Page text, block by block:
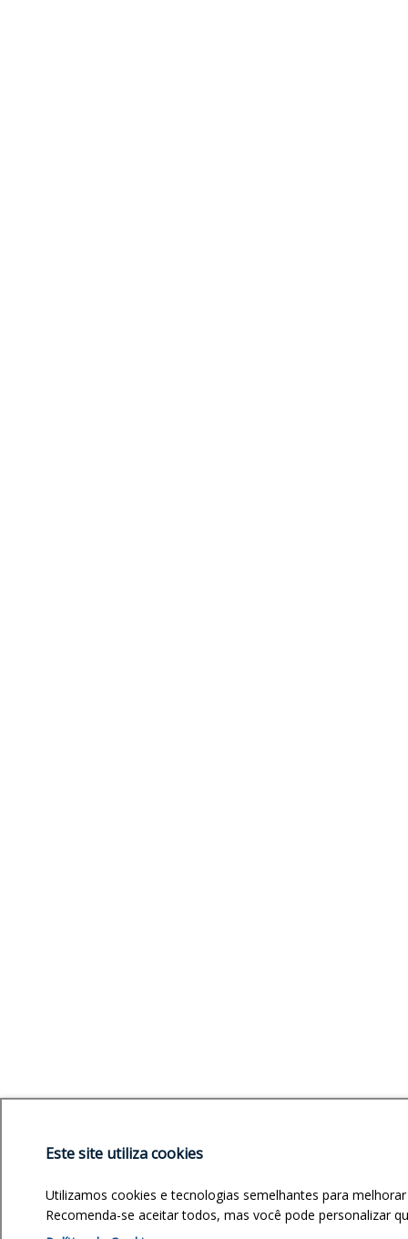
Este site utiliza cookies
Utilizamos cookies e tecnologias semelhantes para
Recomenda-se aceitar todos, mas você pode personalizar